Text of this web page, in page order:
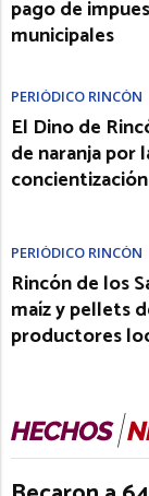
pago de
municipales
PERIÓDICO RINCÓN
El Dino de
de naranja por
PERIÓDICO RINCÓN
Rincón de los
maíz y pellets
productores